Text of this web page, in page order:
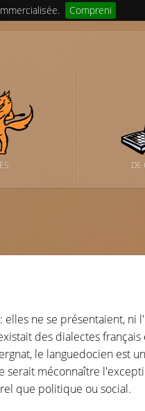
Compreni
DE
ne se présentaient, ni
des dialectes français
le languedocien est
serait méconnaître
que politique ou social.